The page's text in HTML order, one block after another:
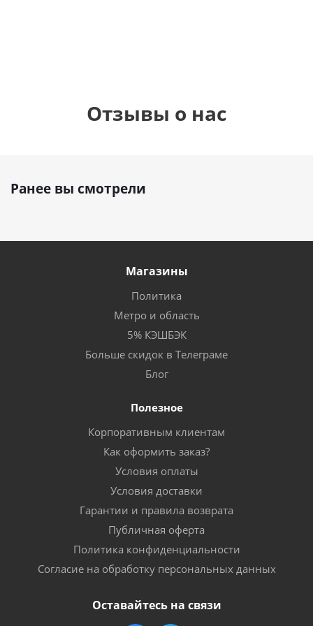
Отзывы о нас
Ранее вы смотрели
Магазины
Политика
Метро и область
5% КЭШБЭК
Больше скидок в Телеграме
Блог
Полезное
Корпоративным клиентам
Как оформить заказ?
Условия оплаты
Условия доставки
Гарантии и правила возврата
Публичная оферта
Политика конфиденциальности
Согласие на обработку персональных данных
Оставайтесь на связи